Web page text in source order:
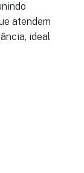
atendem
ideal